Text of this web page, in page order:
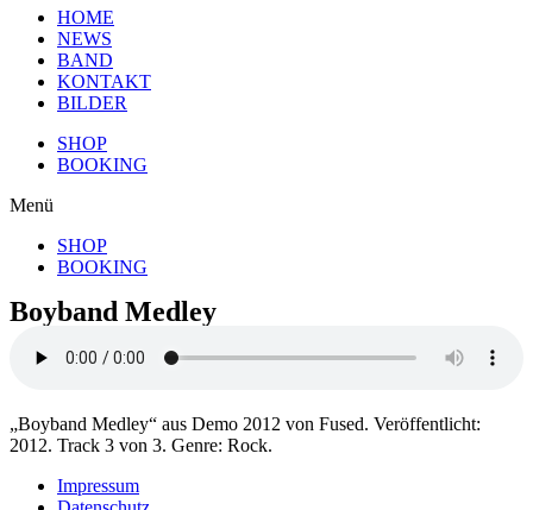
HOME
NEWS
BAND
KONTAKT
BILDER
SHOP
BOOKING
Menü
SHOP
BOOKING
Boyband Medley
„Boyband Medley“ aus Demo 2012 von Fused. Veröffentlicht:
2012. Track 3 von 3. Genre: Rock.
Impressum